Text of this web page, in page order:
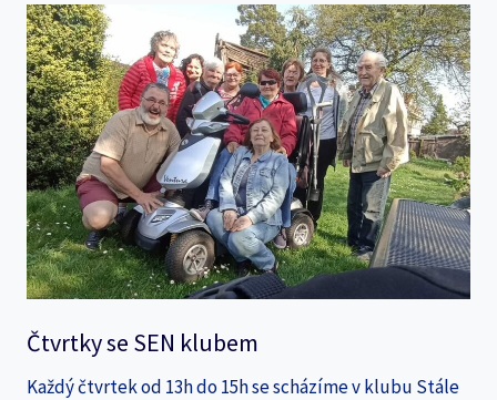
Čtvrtky se SEN klubem
Každý čtvrtek od 13h do 15h se scházíme v klubu Stále